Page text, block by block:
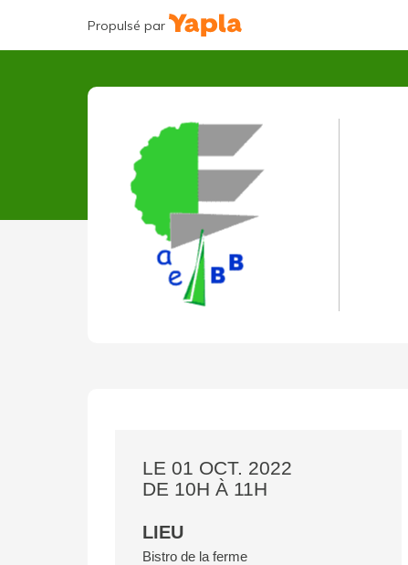
Propulsé par
LE 01 OCT. 2022
DE 10H À 11H
LIEU
Bistro de la ferme